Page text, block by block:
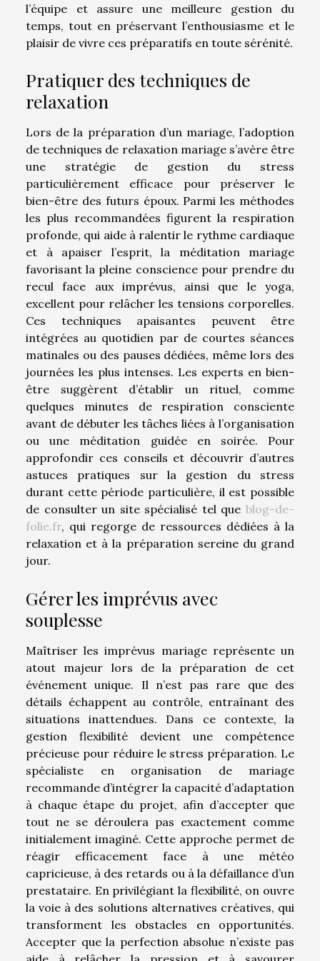
l’équipe et assure une meilleure gestion du
temps, tout en préservant l’enthousiasme et le
plaisir de vivre ces préparatifs en toute sérénité.
Pratiquer des techniques de
relaxation
Lors de la préparation d’un mariage, l’adoption
de techniques de relaxation mariage s’avère être
une stratégie de gestion du stress
particulièrement efficace pour préserver le
bien-être des futurs époux. Parmi les méthodes
les plus recommandées figurent la respiration
profonde, qui aide à ralentir le rythme cardiaque
et à apaiser l’esprit, la méditation mariage
favorisant la pleine conscience pour prendre du
recul face aux imprévus, ainsi que le yoga,
excellent pour relâcher les tensions corporelles.
Ces techniques apaisantes peuvent être
intégrées au quotidien par de courtes séances
matinales ou des pauses dédiées, même lors des
journées les plus intenses. Les experts en bien-
être suggèrent d’établir un rituel, comme
quelques minutes de respiration consciente
avant de débuter les tâches liées à l’organisation
ou une méditation guidée en soirée. Pour
approfondir ces conseils et découvrir d’autres
astuces pratiques sur la gestion du stress
durant cette période particulière, il est possible
de consulter un site spécialisé tel que blog-de-
folie.fr, qui regorge de ressources dédiées à la
relaxation et à la préparation sereine du grand
jour.
Gérer les imprévus avec
souplesse
Maîtriser les imprévus mariage représente un
atout majeur lors de la préparation de cet
événement unique. Il n’est pas rare que des
détails échappent au contrôle, entraînant des
situations inattendues. Dans ce contexte, la
gestion flexibilité devient une compétence
précieuse pour réduire le stress préparation. Le
spécialiste en organisation de mariage
recommande d’intégrer la capacité d’adaptation
à chaque étape du projet, afin d’accepter que
tout ne se déroulera pas exactement comme
initialement imaginé. Cette approche permet de
réagir efficacement face à une météo
capricieuse, à des retards ou à la défaillance d’un
prestataire. En privilégiant la flexibilité, on ouvre
la voie à des solutions alternatives créatives, qui
transforment les obstacles en opportunités.
Accepter que la perfection absolue n’existe pas